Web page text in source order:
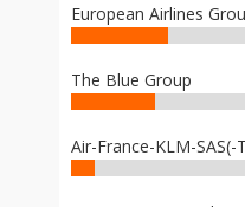
European Airlines
The Blue Group
Air-France-KLM-SAS(-